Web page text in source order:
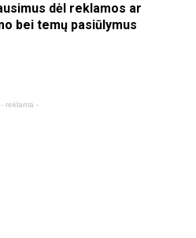
dėl reklamos ar
bei temų pasiūlymus
- reklama -